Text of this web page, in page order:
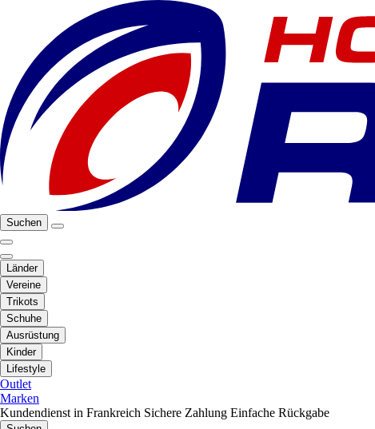
Suchen
Länder
Vereine
Trikots
Schuhe
Ausrüstung
Kinder
Lifestyle
Outlet
Marken
Kundendienst in Frankreich Sichere Zahlung Einfache Rückgabe